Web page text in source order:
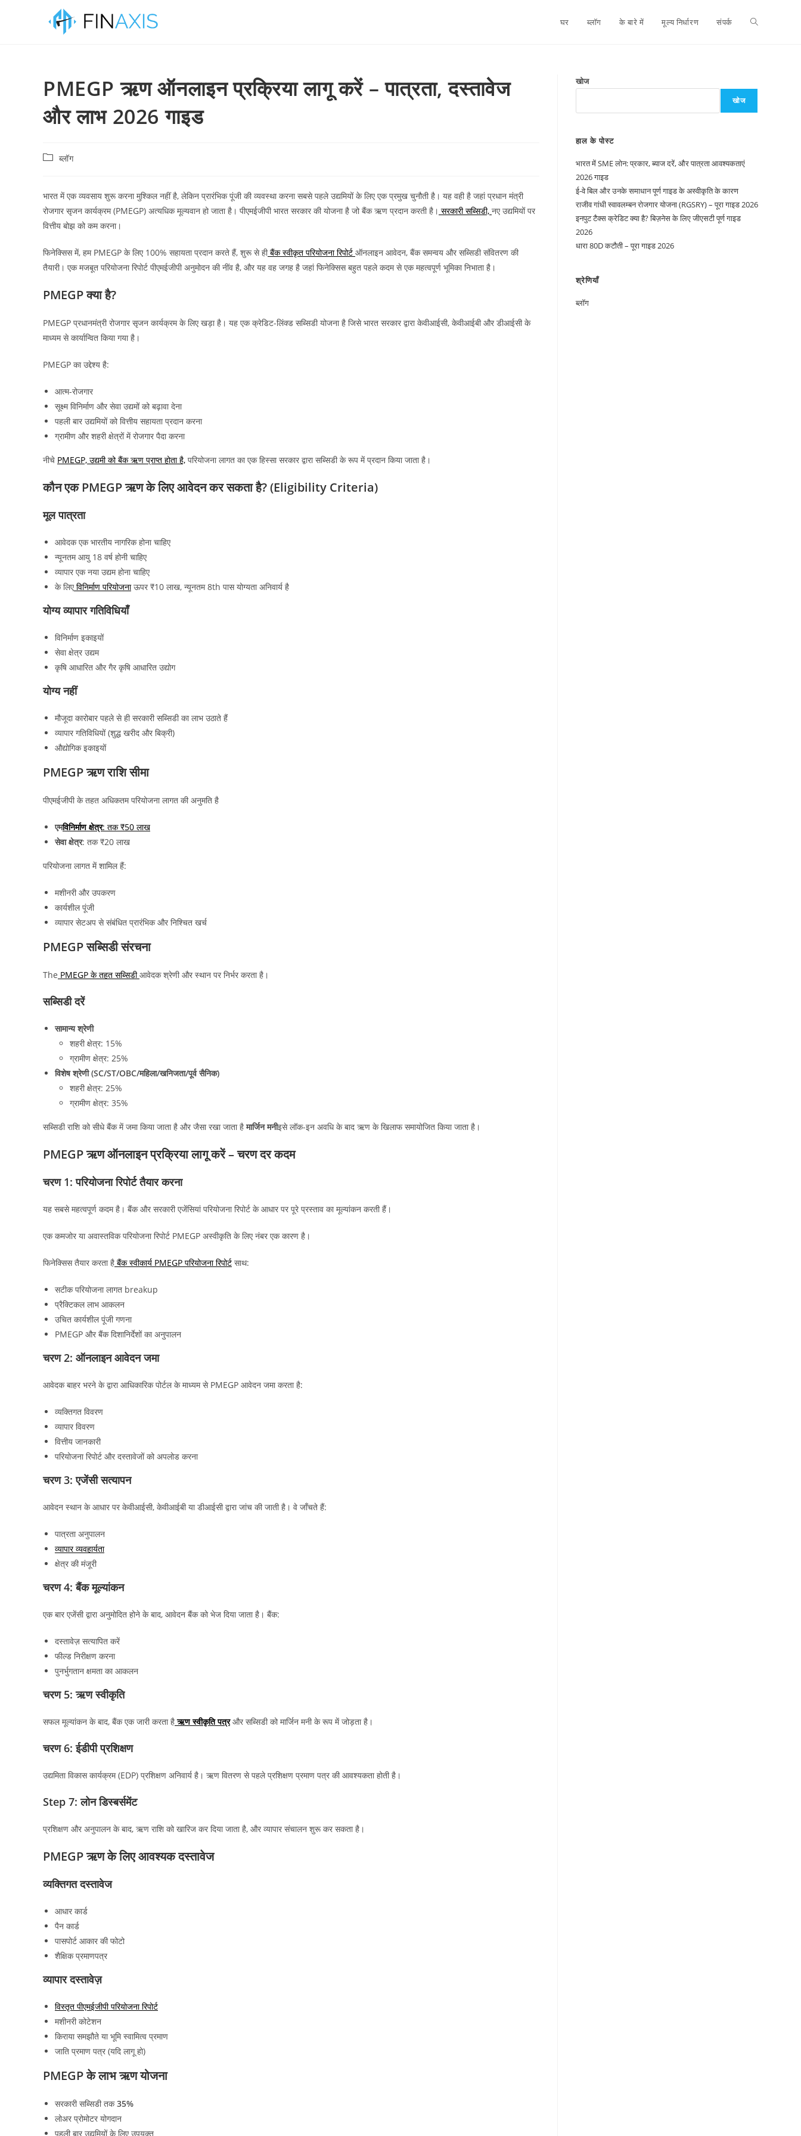
घर ब्लॉग के बारे में मूल्य निर्धारण संपर्क
खोज
खोज
हाल के पोस्ट
भारत में SME लोन: प्रकार, ब्याज दरें, और पात्रता आवश्यकताएं
2026 गाइड
ई-वे बिल और उनके समाधान पूर्ण गाइड के अस्वीकृति के कारण
राजीव गांधी स्वावलम्बन रोजगार योजना (RGSRY) – पूरा गाइड 2026
इनपुट टैक्स क्रेडिट क्या है? बिज़नेस के लिए जीएसटी पूर्ण गाइड
2026
धारा 80D कटौती – पूरा गाइड 2026
श्रेणियाँ
ब्लॉग
PMEGP ऋण ऑनलाइन प्रक्रिया लागू करें – पात्रता, दस्तावेज
और लाभ 2026 गाइड
ब्लॉग
भारत में एक व्यवसाय शुरू करना मुश्किल नहीं है, लेकिन प्रारंभिक पूंजी की व्यवस्था करना सबसे पहले उद्यमियों के लिए एक प्रमुख चुनौती है। यह वही है जहां प्रधान मंत्री
रोजगार सृजन कार्यक्रम (PMEGP) अत्यधिक मूल्यवान हो जाता है। पीएमईजीपी भारत सरकार की योजना है जो बैंक ऋण प्रदान करती है। सरकारी सब्सिडी, नए उद्यमियों पर
वित्तीय बोझ को कम करना।
फिनेक्सिस में, हम PMEGP के लिए 100% सहायता प्रदान करते हैं, शुरू से हीबैंक स्वीकृत परियोजना रिपोर्ट ऑनलाइन आवेदन, बैंक समन्वय और सब्सिडी संवितरण की
तैयारी। एक मजबूत परियोजना रिपोर्ट पीएमईजीपी अनुमोदन की नींव है, और यह वह जगह है जहां फिनेक्सिस बहुत पहले कदम से एक महत्वपूर्ण भूमिका निभाता है।
PMEGP क्या है?
PMEGP प्रधानमंत्री रोजगार सृजन कार्यक्रम के लिए खड़ा है। यह एक क्रेडिट-लिंक्ड सब्सिडी योजना है जिसे भारत सरकार द्वारा केवीआईसी, केवीआईबी और डीआईसी के
माध्यम से कार्यान्वित किया गया है।
PMEGP का उद्देश्य है:
आत्म-रोजगार
सूक्ष्म विनिर्माण और सेवा उद्यमों को बढ़ावा देना
पहली बार उद्यमियों को वित्तीय सहायता प्रदान करना
ग्रामीण और शहरी क्षेत्रों में रोजगार पैदा करना
नीचे PMEGP, उद्यमी को बैंक ऋण प्राप्त होता है, परियोजना लागत का एक हिस्सा सरकार द्वारा सब्सिडी के रूप में प्रदान किया जाता है।
कौन एक PMEGP ऋण के लिए आवेदन कर सकता है? (Eligibility Criteria)
मूल पात्रता
आवेदक एक भारतीय नागरिक होना चाहिए
न्यूनतम आयु 18 वर्ष होनी चाहिए
व्यापार एक नया उद्यम होना चाहिए
के लिए विनिर्माण परियोजनाऊपर ₹10 लाख, न्यूनतम 8th पास योग्यता अनिवार्य है
योग्य व्यापार गतिविधियाँ
विनिर्माण इकाइयों
सेवा क्षेत्र उद्यम
कृषि आधारित और गैर कृषि आधारित उद्योग
योग्य नहीं
मौजूदा कारोबार पहले से ही सरकारी सब्सिडी का लाभ उठाते हैं
व्यापार गतिविधियों (शुद्ध खरीद और बिक्री)
औद्योगिक इकाइयों
PMEGP ऋण राशि सीमा
पीएमईजीपी के तहत अधिकतम परियोजना लागत की अनुमति है
एमविनिर्माण क्षेत्र: तक ₹50 लाख
सेवा क्षेत्र: तक ₹20 लाख
परियोजना लागत में शामिल हैं:
मशीनरी और उपकरण
कार्यशील पूंजी
व्यापार सेटअप से संबंधित प्रारंभिक और निश्चित खर्च
PMEGP सब्सिडी संरचना
The PMEGP के तहत सब्सिडीआवेदक श्रेणी और स्थान पर निर्भर करता है।
सब्सिडी दरें
सामान्य श्रेणी
शहरी क्षेत्र: 15%
ग्रामीण क्षेत्र: 25%
विशेष श्रेणी (SC/ST/OBC/महिला/खनिजता/पूर्व सैनिक)
शहरी क्षेत्र: 25%
ग्रामीण क्षेत्र: 35%
सब्सिडी राशि को सीधे बैंक में जमा किया जाता है और जैसा रखा जाता हैमार्जिन मनीइसे लॉक-इन अवधि के बाद ऋण के खिलाफ समायोजित किया जाता है।
PMEGP ऋण ऑनलाइन प्रक्रिया लागू करें – चरण दर कदम
चरण 1: परियोजना रिपोर्ट तैयार करना
यह सबसे महत्वपूर्ण कदम है। बैंक और सरकारी एजेंसियां परियोजना रिपोर्ट के आधार पर पूरे प्रस्ताव का मूल्यांकन करती हैं।
एक कमजोर या अवास्तविक परियोजना रिपोर्ट PMEGP अस्वीकृति के लिए नंबर एक कारण है।
फिनेक्सिस तैयार करता है बैंक स्वीकार्य PMEGP परियोजना रिपोर्ट साथ:
सटीक परियोजना लागत breakup
प्रैक्टिकल लाभ आकलन
उचित कार्यशील पूंजी गणना
PMEGP और बैंक दिशानिर्देशों का अनुपालन
चरण 2: ऑनलाइन आवेदन जमा
आवेदक बाहर भरने के द्वारा आधिकारिक पोर्टल के माध्यम से PMEGP आवेदन जमा करता है:
व्यक्तिगत विवरण
व्यापार विवरण
वित्तीय जानकारी
परियोजना रिपोर्ट और दस्तावेजों को अपलोड करना
चरण 3: एजेंसी सत्यापन
आवेदन स्थान के आधार पर केवीआईसी, केवीआईबी या डीआईसी द्वारा जांच की जाती है। वे जाँचते हैं:
पात्रता अनुपालन
व्यापार व्यवहार्यता
क्षेत्र की मंजूरी
चरण 4: बैंक मूल्यांकन
एक बार एजेंसी द्वारा अनुमोदित होने के बाद, आवेदन बैंक को भेज दिया जाता है। बैंक:
दस्तावेज़ सत्यापित करें
फील्ड निरीक्षण करना
पुनर्भुगतान क्षमता का आकलन
चरण 5: ऋण स्वीकृति
सफल मूल्यांकन के बाद, बैंक एक जारी करता है ऋण स्वीकृति पत्रऔर सब्सिडी को मार्जिन मनी के रूप में जोड़ता है।
चरण 6: ईडीपी प्रशिक्षण
उद्यमिता विकास कार्यक्रम (EDP) प्रशिक्षण अनिवार्य है। ऋण वितरण से पहले प्रशिक्षण प्रमाण पत्र की आवश्यकता होती है।
Step 7: लोन डिस्बर्समेंट
प्रशिक्षण और अनुपालन के बाद, ऋण राशि को खारिज कर दिया जाता है, और व्यापार संचालन शुरू कर सकता है।
PMEGP ऋण के लिए आवश्यक दस्तावेज
व्यक्तिगत दस्तावेज
आधार कार्ड
पैन कार्ड
पासपोर्ट आकार की फोटो
शैक्षिक प्रमाणपत्र
व्यापार दस्तावेज़
विस्तृत पीएमईजीपी परियोजना रिपोर्ट
मशीनरी कोटेशन
किराया समझौते या भूमि स्वामित्व प्रमाण
जाति प्रमाण पत्र (यदि लागू हो)
PMEGP के लाभ ऋण योजना
सरकारी सब्सिडी तक35%
लोअर प्रोमोटर योगदान
पहली बार उद्यमियों के लिए उपयुक्त